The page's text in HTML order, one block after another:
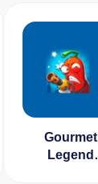
Gourmet
Legend